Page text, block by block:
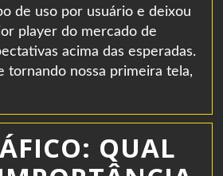
de uso por usuário e deixou
player do mercado de
acima das esperadas.
tornando nossa primeira tela,
QUAL